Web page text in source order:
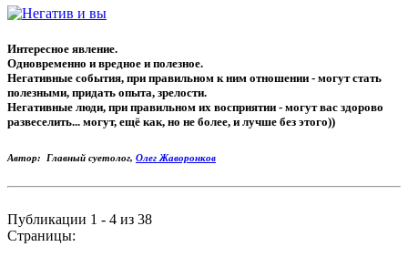
Интересное явление.
Одновременно и вредное и полезное.
Негативные события, при правильном к ним отношении - могут стать
полезными, придать опыта, зрелости.
Негативные люди, при правильном их восприятии - могут вас здорово
развеселить... могут, ещё как, но не более, и лучше без этого))
Автор: Главный суетолог, Олег Жаворонков
Публикации 1 - 4 из 38
Страницы: